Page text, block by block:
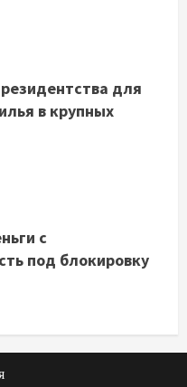
для
в крупных
с
под блокировку